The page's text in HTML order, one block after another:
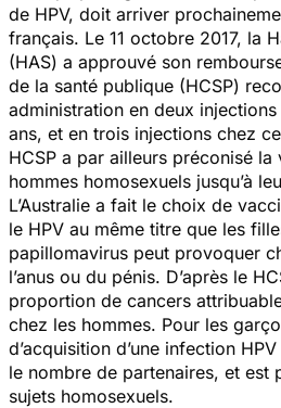
de HPV, doit arriver
français. Le 11 octobre 2017, la
(HAS) a approuvé son
de la santé publique (HCSP)
administration en deux
ans, et en trois injections chez
HCSP a par ailleurs préconisé la
hommes homosexuels jusqu’à
L’Australie a fait le choix de
le HPV au même titre que les
papillomavirus peut provoquer
l’anus ou du pénis. D’après le
proportion de cancers
chez les hommes. Pour les
d’acquisition d’une infection
le nombre de partenaires, et est
sujets homosexuels.